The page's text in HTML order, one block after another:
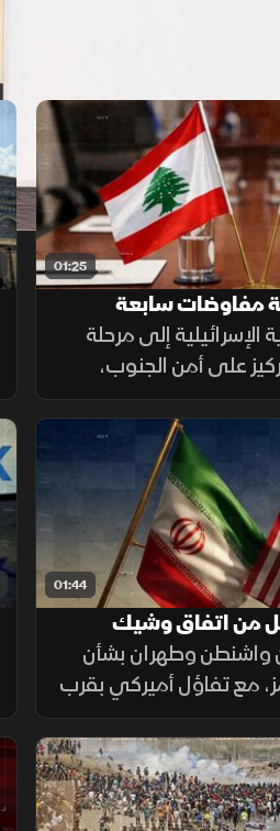
01:25
مفاوضات سابعة
الإسرائيلية إلى مرحلة
على أمن الجنوب،
والحدود البرية، وسط
السياسية وتحويل
01:44
من اتفاق وشيك
واشنطن وطهران بشأن
مع تفاؤل أميركي بقرب
لمحادثات مباشرة،
لخفض التوتر.